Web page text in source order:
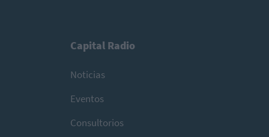
Capital Radio
Noticias
Eventos
Consultorios